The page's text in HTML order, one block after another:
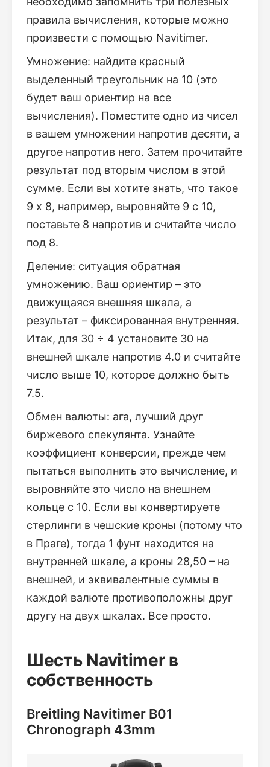
правила вычисления, которые можно
произвести с помощью Navitimer.
Умножение: найдите красный
выделенный треугольник на 10 (это
будет ваш ориентир на все
вычисления). Поместите одно из чисел
в вашем умножении напротив десяти, а
другое напротив него. Затем прочитайте
результат под вторым числом в этой
сумме. Если вы хотите знать, что такое
9 х 8, например, выровняйте 9 с 10,
поставьте 8 напротив и считайте число
под 8.
Деление: ситуация обратная
умножению. Ваш ориентир – это
движущаяся внешняя шкала, а
результат – фиксированная внутренняя.
Итак, для 30 ÷ 4 установите 30 на
внешней шкале напротив 4.0 и считайте
число выше 10, которое должно быть
7.5.
Обмен валюты: ага, лучший друг
биржевого спекулянта. Узнайте
коэффициент конверсии, прежде чем
пытаться выполнить это вычисление, и
выровняйте это число на внешнем
кольце с 10. Если вы конвертируете
стерлинги в чешские кроны (потому что
в Праге), тогда 1 фунт находится на
внутренней шкале, а кроны 28,50 – на
внешней, и эквивалентные суммы в
каждой валюте противоположны друг
другу на двух шкалах. Все просто.
Шесть Navitimer в
собственность
Breitling Navitimer B01
Chronograph 43mm